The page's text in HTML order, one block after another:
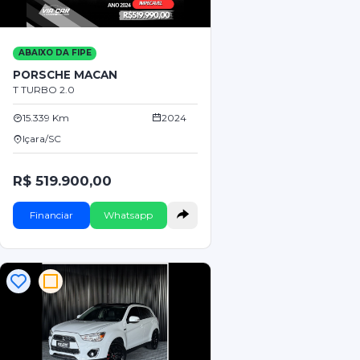
ABAIXO DA FIPE
PORSCHE MACAN
T TURBO 2.0
15.339 Km
2024
Içara/SC
R$ 519.900,00
Financiar Whatsapp